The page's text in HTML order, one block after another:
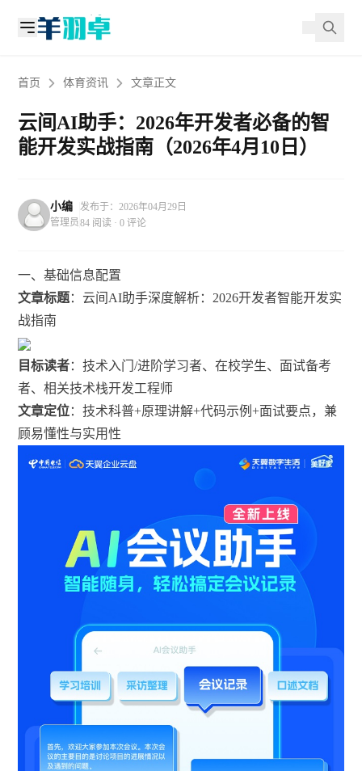
首页 体育资讯 文章正文
云间AI助手：2026年开发者必备的智
能开发实战指南（2026年4月10日）
小编
管理员
发布于：2026年04月29日
84 阅读 · 0 评论
一、基础信息配置
文章标题：云间AI助手深度解析：2026开发者智能开发实
战指南
目标读者：技术入门/进阶学习者、在校学生、面试备考
者、相关技术栈开发工程师
文章定位：技术科普+原理讲解+代码示例+面试要点，兼
顾易懂性与实用性